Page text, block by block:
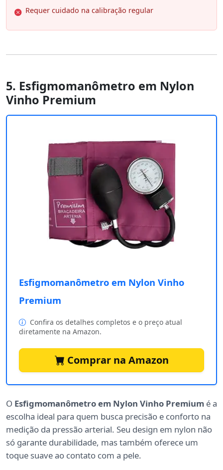
Requer cuidado na calibração regular
5. Esfigmomanômetro em Nylon
Vinho Premium
Esfigmomanômetro em Nylon Vinho
Premium
Confira os detalhes completos e o preço atual
diretamente na Amazon.
Comprar na Amazon
O Esfigmomanômetro em Nylon Vinho Premium é a
escolha ideal para quem busca precisão e conforto na
medição da pressão arterial. Seu design em nylon não
só garante durabilidade, mas também oferece um
toque suave ao contato com a pele.